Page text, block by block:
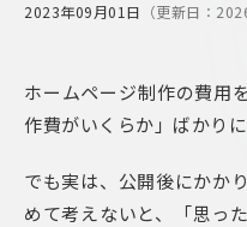
2023年09月01日 （更新日：
ホームページ制作の費用
作費がいくらか」ばかり
でも実は、公開後にかか
めて考えないと、「思っ